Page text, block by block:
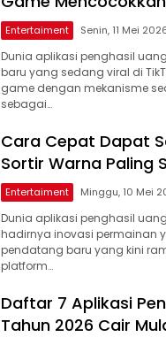
Entertaiment
Dunia aplikasi penghasil
baru yang sedang viral di
game dengan mekanisme
sebagai…
Cara Cepat Dapat
Sortir Warna Paling
Entertaiment
Dunia aplikasi penghasil
hadirnya inovasi permainan
pendatang baru yang kini
platform…
Daftar 7 Aplikasi
Tahun 2026 Cair